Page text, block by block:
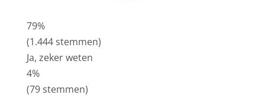
79%
(1.444 stemmen)
Ja, zeker weten
4%
(79 stemmen)